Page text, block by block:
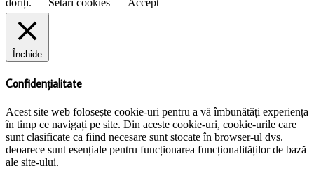
doriți. Setări cookies Accept
Închide
Confidențialitate
Acest site web folosește cookie-uri pentru a vă îmbunătăți experiența
în timp ce navigați pe site. Din aceste cookie-uri, cookie-urile care
sunt clasificate ca fiind necesare sunt stocate în browser-ul dvs.
deoarece sunt esențiale pentru funcționarea funcționalităților de bază
ale site-ului.